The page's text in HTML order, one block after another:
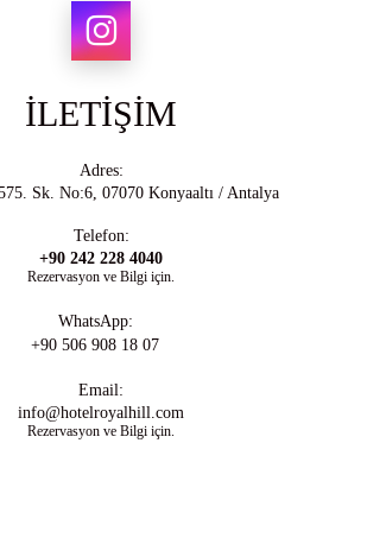
İLETİŞİM
Adres:
Sk. No:6, 07070 Konyaaltı / Antalya
Telefon:
+90 242 228 4040
Rezervasyon ve Bilgi için.
WhatsApp:
+90 506 908 18 07
Email:
info@hotelroyalhill.com
Rezervasyon ve Bilgi için.